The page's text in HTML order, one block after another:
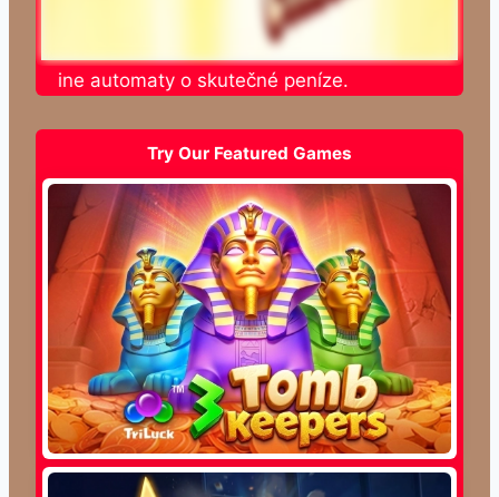
online automaty o skutečné peníze.
Try Our Featured Games